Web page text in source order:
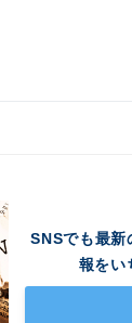
SNSでも最新
報をい